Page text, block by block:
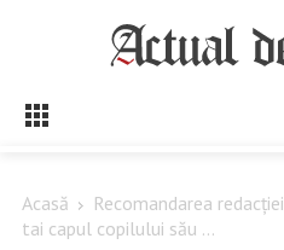
Acasă Recomandarea redacției
tai capul copilului său ...